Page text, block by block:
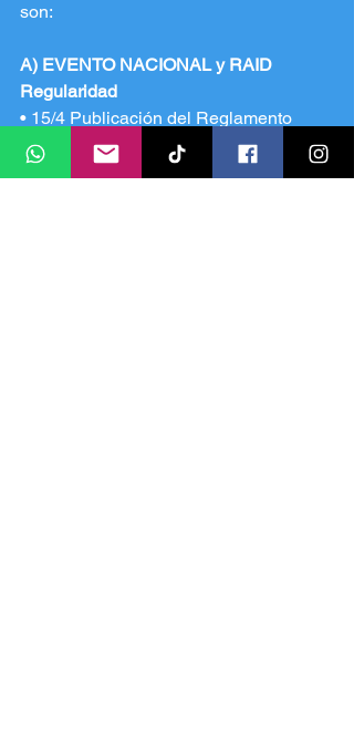
son:
A) EVENTO NACIONAL y RAID
Regularidad
• 15/4 Publicación del Reglamento
Particular  revisado